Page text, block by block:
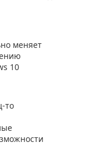
меняет
10
то